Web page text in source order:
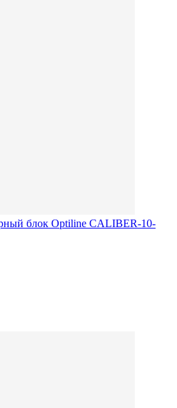
блок Optiline CALIBER-10-